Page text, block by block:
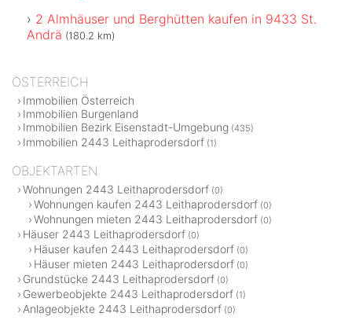
2 Almhäuser und Berghütten kaufen in 9433 St.
Andrä (180.2 km)
ÖSTERREICH
Immobilien Österreich
Immobilien Burgenland
Immobilien Bezirk Eisenstadt-Umgebung (435)
Immobilien 2443 Leithaprodersdorf (1)
OBJEKTARTEN
Wohnungen 2443 Leithaprodersdorf (0)
Wohnungen kaufen 2443 Leithaprodersdorf (0)
Wohnungen mieten 2443 Leithaprodersdorf (0)
Häuser 2443 Leithaprodersdorf (0)
Häuser kaufen 2443 Leithaprodersdorf (0)
Häuser mieten 2443 Leithaprodersdorf (0)
Grundstücke 2443 Leithaprodersdorf (0)
Gewerbeobjekte 2443 Leithaprodersdorf (1)
Anlageobjekte 2443 Leithaprodersdorf (0)